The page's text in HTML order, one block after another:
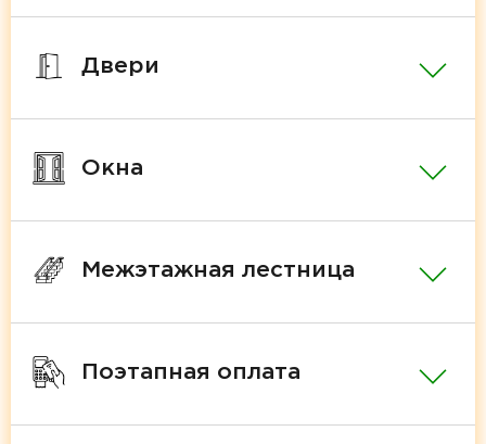
Двери
Окна
Межэтажная лестница
Поэтапная оплата